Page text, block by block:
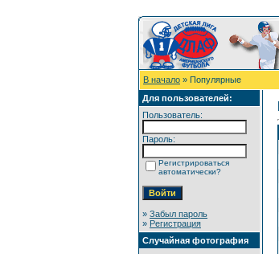
В начало » Популярные
Для пользователей:
Пользователь:
Пароль:
Регистрироваться
автоматически?
» Забыл пароль
» Регистрация
Случайная фотография